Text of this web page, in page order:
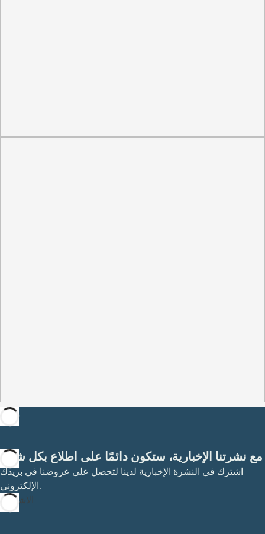
مع نشرتنا الإخبارية، ستكون دائمًا على اطلاع بكل شيء
اشترك في النشرة الإخبارية لدينا لتحصل على عروضنا في بريدك
الإلكتروني.
الاشتراك